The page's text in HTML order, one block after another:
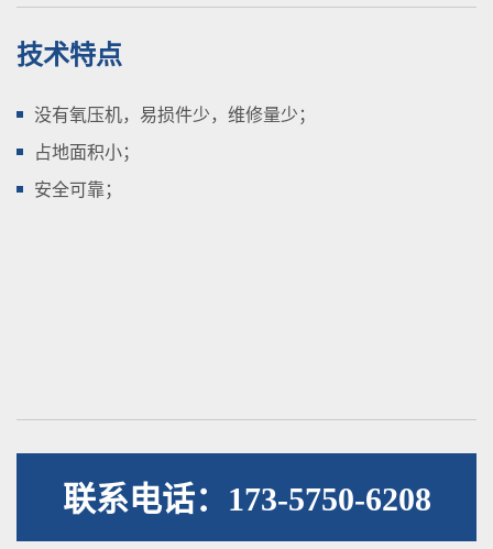
技术特点
没有氧压机，易损件少，维修量少；
占地面积小；
安全可靠；
联系电话：173-5750-6208